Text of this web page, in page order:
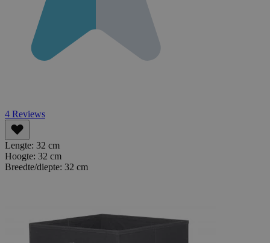
4 Reviews
Lengte: 32 cm
Hoogte: 32 cm
Breedte/diepte: 32 cm